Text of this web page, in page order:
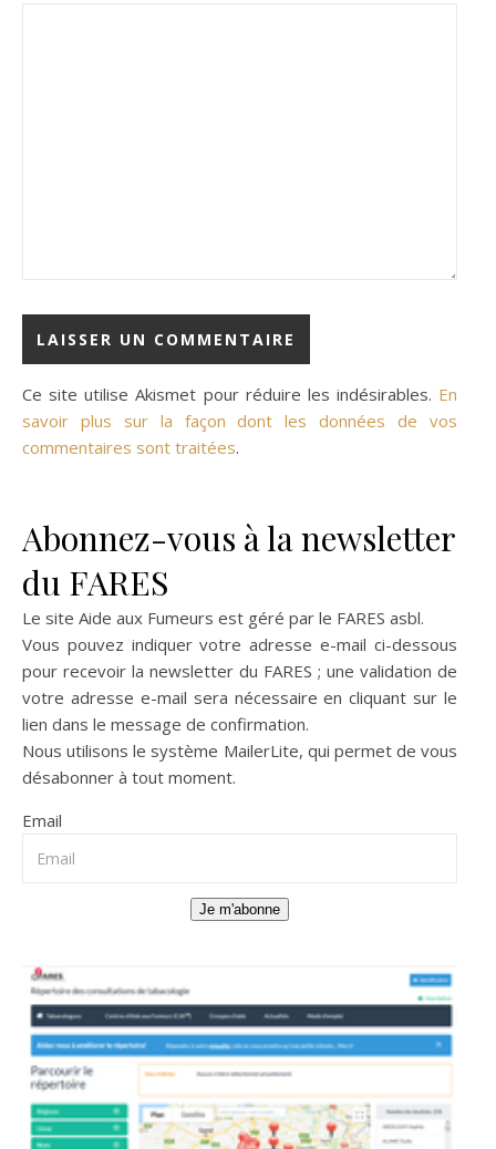
Ce site utilise Akismet pour réduire les indésirables. En
savoir plus sur la façon dont les données de vos
commentaires sont traitées.
Abonnez-vous à la newsletter
du FARES
Le site Aide aux Fumeurs est géré par le FARES asbl.
Vous pouvez indiquer votre adresse e-mail ci-dessous
pour recevoir la newsletter du FARES ; une validation de
votre adresse e-mail sera nécessaire en cliquant sur le
lien dans le message de confirmation.
Nous utilisons le système MailerLite, qui permet de vous
désabonner à tout moment.
Email
Je m'abonne